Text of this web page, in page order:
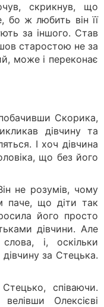
скрикнув, що
бо ж любить він її
за іншого. Став
старостою не за
може і переконає
Скорика,
дівчину та
І хоч дівчина
що без його
не розумів, чому
паче, що діти так
його просто
дівчини. Але
і, оскільки
за Стецька.
співаючи.
Олексієві